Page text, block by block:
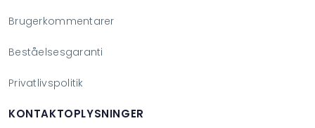
Brugerkommentarer
Beståelsesgaranti
Privatlivspolitik
KONTAKTOPLYSNINGER